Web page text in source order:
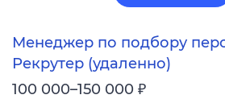
Менеджер по подбору
Рекрутер (удаленно)
100 000–150 000 ₽